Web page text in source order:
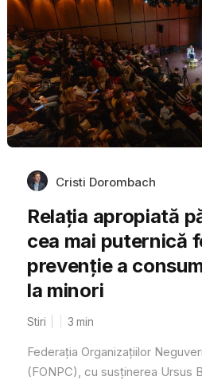
Cristi Dorombach
Relația apropiată
cea mai puternică
prevenție a
la minori
Stiri 3 min
Federația Organizațiilor
(FONPC), cu susținerea Ursus